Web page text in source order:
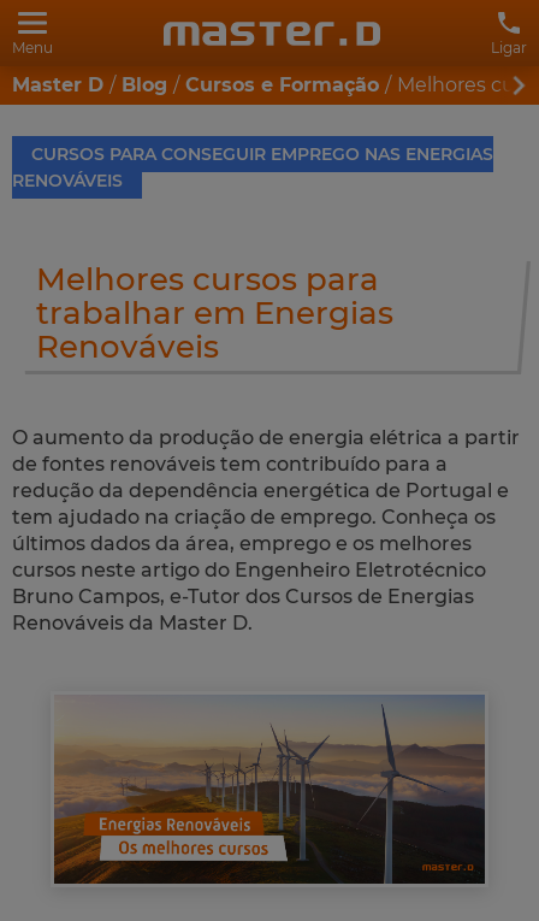
Menu Ligar
Master D Blog Cursos e Formação Melhores
CURSOS PARA CONSEGUIR EMPREGO NAS ENERGIAS
RENOVÁVEIS
Melhores cursos para
trabalhar em Energias
Renováveis
O aumento da produção de energia elétrica a partir
de fontes renováveis tem contribuído para a
redução da dependência energética de Portugal e
tem ajudado na criação de emprego. Conheça os
últimos dados da área, emprego e os melhores
cursos neste artigo do Engenheiro Eletrotécnico
Bruno Campos, e-Tutor dos Cursos de Energias
Renováveis da Master D.